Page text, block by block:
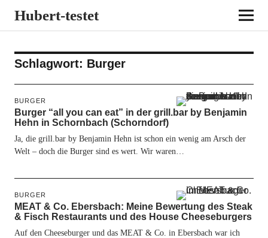
Hubert-testet
Schlagwort: Burger
BURGER
Burger “all you can eat” in der grill.bar by Benjamin
Hehn in Schornbach (Schorndorf)
Ja, die grill.bar by Benjamin Hehn ist schon ein wenig am Arsch der
Welt – doch die Burger sind es wert. Wir waren…
BURGER
MEAT & Co. Ebersbach: Meine Bewertung des Steak
& Fisch Restaurants und des House Cheeseburgers
Auf den Cheeseburger und das MEAT & Co. in Ebersbach war ich